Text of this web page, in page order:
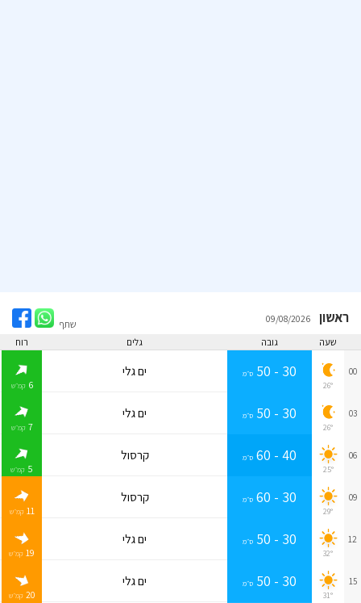
ראשון
שתף
שעה
גובה גלים רוח
00
26°
30 - 50 ס״מ ים גלי
6 קמ״ש
03
26°
30 - 50 ס״מ ים גלי
7 קמ״ש
06
25°
40 - 60 ס״מ קרסול
5 קמ״ש
09
29°
30 - 60 ס״מ קרסול
11 קמ״ש
12
32°
30 - 50 ס״מ ים גלי
19 קמ״ש
15
31°
30 - 50 ס״מ ים גלי
20 קמ״ש